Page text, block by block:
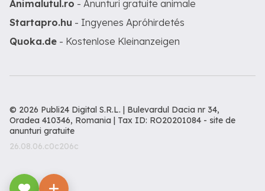
Animalutul.ro - Anunturi gratuite animale
Startapro.hu - Ingyenes Apróhirdetés
Quoka.de - Kostenlose Kleinanzeigen
© 2026 Publi24 Digital S.R.L. | Bulevardul Dacia nr 34,
Oradea 410346, Romania | Tax ID: RO20201084 - site de
anunturi gratuite
26.08.06.c0c206c